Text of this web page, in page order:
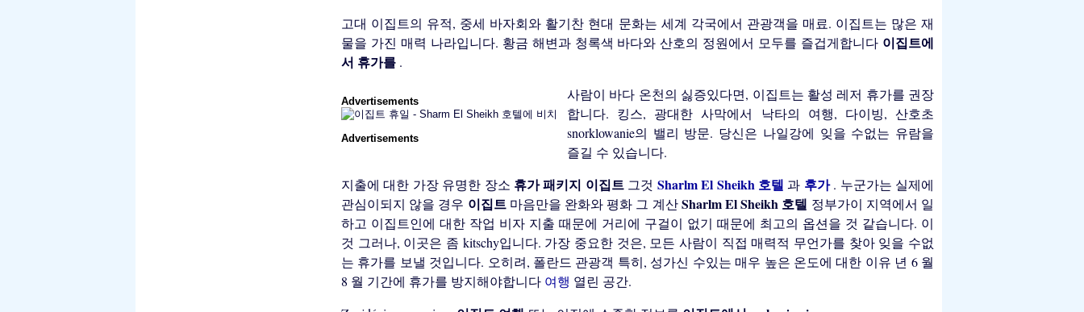
고대 이집트의 유적, 중세 바자회와 활기찬 현대 문화는 세계 각국에서 관광객을 매료. 이집트는 많은 재
물을 가진 매력 나라입니다. 황금 해변과 청록색 바다와 산호의 정원에서 모두를 즐겁게합니다 이집트에
서 휴가를 .
Advertisements
Advertisements
사람이 바다 온천의 싫증있다면, 이집트는 활성 레저 휴가를 권장
합니다. 킹스, 광대한 사막에서 낙타의 여행, 다이빙, 산호초
snorklowanie의 밸리 방문. 당신은 나일강에 잊을 수없는 유람을
즐길 수 있습니다.
지출에 대한 가장 유명한 장소 휴가 패키지 이집트 그것 Sharlm El Sheikh 호텔과 후가. 누군가는 실제에
관심이되지 않을 경우 이집트 마음만을 완화와 평화 그 계산Sharlm El Sheikh 호텔 정부가이 지역에서 일
하고 이집트인에 대한 작업 비자 지출 때문에 거리에 구걸이 없기 때문에 최고의 옵션을 것 같습니다. 이
것 그러나, 이곳은 좀 kitschy입니다. 가장 중요한 것은, 모든 사람이 직접 매력적 무언가를 찾아 잊을 수없
는 휴가를 보낼 것입니다. 오히려, 폴란드 관광객 특히, 성가신 수있는 매우 높은 온도에 대한 이유 년 6 월
8 월 기간에 휴가를 방지해야합니다 여행 열린 공간.